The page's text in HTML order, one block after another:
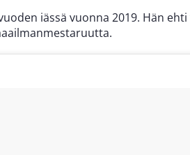
iässä vuonna 2019. Hän